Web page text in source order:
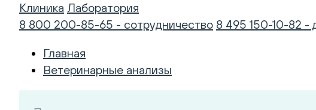
Клиника Лаборатория
8 800 200-85-65 - сотрудничество 8 495 150-10-82 -
Главная
Ветеринарные анализы